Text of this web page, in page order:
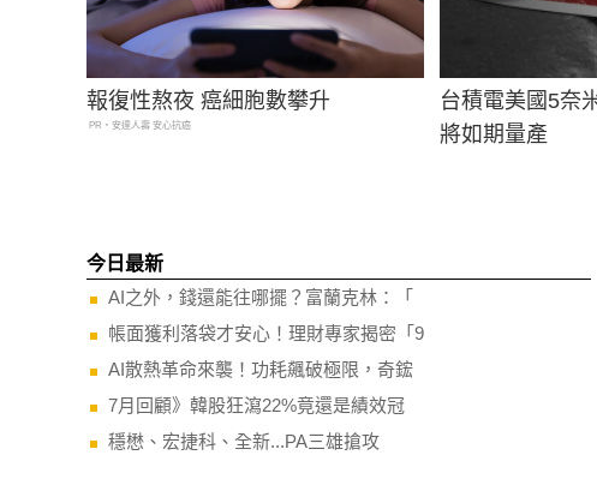
報復性熬夜 癌細胞數攀升
PR・安達人壽 安心抗癌
台積電美國5奈
將如期量產
今日最新
AI之外，錢還能往哪擺？富蘭克林：「
帳面獲利落袋才安心！理財專家揭密「9
AI散熱革命來襲！功耗飆破極限，奇鋐
7月回顧》韓股狂瀉22%竟還是績效冠
穩懋、宏捷科、全新...PA三雄搶攻